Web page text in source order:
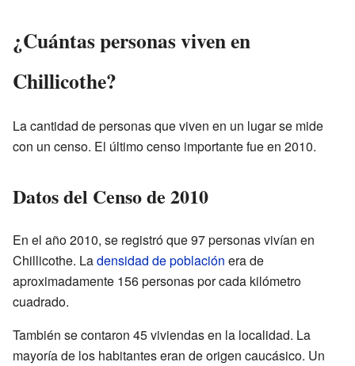
¿Cuántas personas viven en
Chillicothe?
La cantidad de personas que viven en un lugar se mide
con un censo. El último censo importante fue en 2010.
Datos del Censo de 2010
En el año 2010, se registró que 97 personas vivían en
Chillicothe. Ladensidad de población era de
aproximadamente 156 personas por cada kilómetro
cuadrado.
También se contaron 45 viviendas en la localidad. La
mayoría de los habitantes eran de origen caucásico. Un